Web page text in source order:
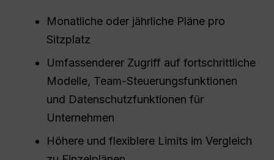
Monatliche oder jährliche Pläne pro
Sitzplatz
Umfassenderer Zugriff auf fortschrittliche
Modelle, Team-Steuerungsfunktionen
und Datenschutzfunktionen für
Unternehmen
Höhere und flexiblere Limits im Vergleich